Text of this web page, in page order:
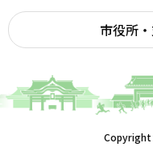
市役所
Copyright